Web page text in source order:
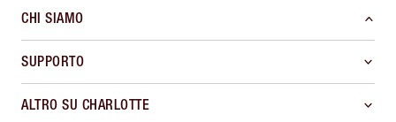
CHI SIAMO
SUPPORTO
ALTRO SU CHARLOTTE